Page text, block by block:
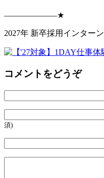
——————–★
2027年 新卒採用インター
コメントをどうぞ
須)